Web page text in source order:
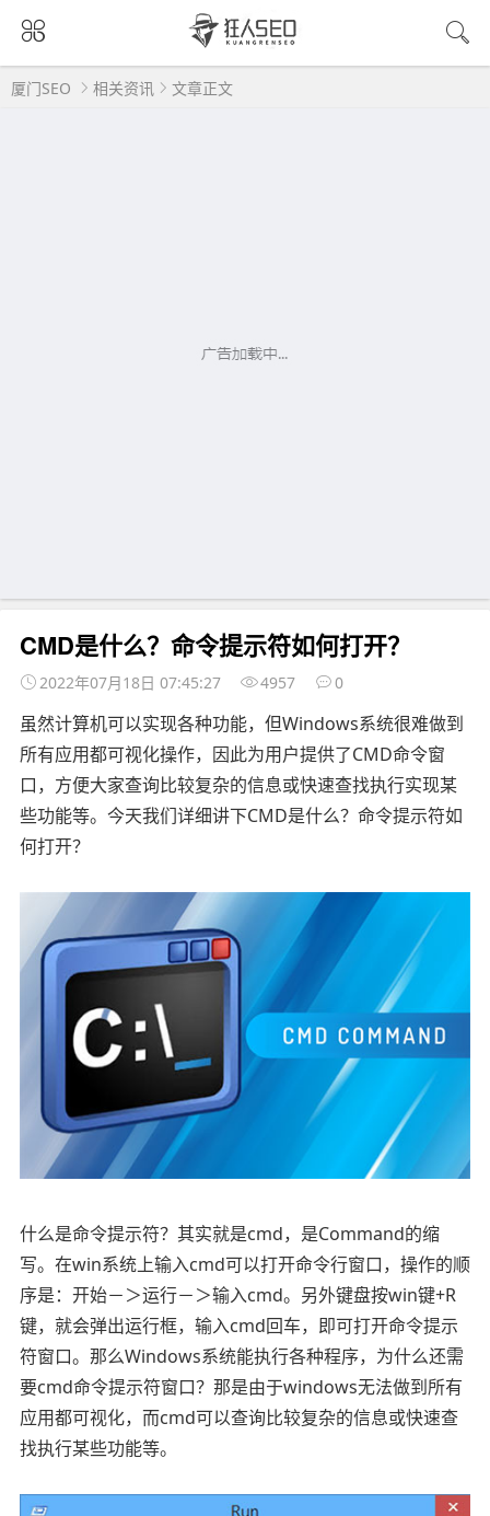
厦门SEO 相关资讯 文章正文
CMD是什么？命令提示符如何打开？
2022年07月18日 07:45:27 4957 0
虽然计算机可以实现各种功能，但Windows系统很难做到
所有应用都可视化操作，因此为用户提供了CMD命令窗
口，方便大家查询比较复杂的信息或快速查找执行实现某
些功能等。今天我们详细讲下CMD是什么？命令提示符如
何打开？
什么是命令提示符？其实就是cmd，是Command的缩
写。在win系统上输入cmd可以打开命令行窗口，操作的顺
序是：开始－＞运行－＞输入cmd。另外键盘按win键+R
键，就会弹出运行框，输入cmd回车，即可打开命令提示
符窗口。那么Windows系统能执行各种程序，为什么还需
要cmd命令提示符窗口？那是由于windows无法做到所有
应用都可视化，而cmd可以查询比较复杂的信息或快速查
找执行某些功能等。